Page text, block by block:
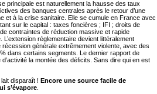
principale est naturellement la hausse des taux
des banques centrales après le retour d’une
et à la crise sanitaire. Elle se cumule en France avec
sur le capital : taxes foncières ; IFI ; droits de
contraintes de réduction massive et rapide
réglementaire devient littéralement
générale extrêmement violente, avec des
dans certains segments. Le dernier rapport de
la montée des déficits. Sans dire qui en est
disparaît ! Encore une source facile de
s’évapore